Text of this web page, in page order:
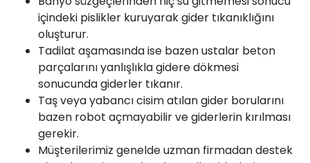
içindeki pislikler kuruyarak gider tıkanıklığını
oluşturur.
Tadilat aşamasında ise bazen ustalar beton
parçalarını yanlışlıkla gidere dökmesi
sonucunda giderler tıkanır.
Taş veya yabancı cisim atılan gider borularını
bazen robot açmayabilir ve giderlerin kırılması
gerekir.
Müşterilerimiz genelde uzman firmadan destek